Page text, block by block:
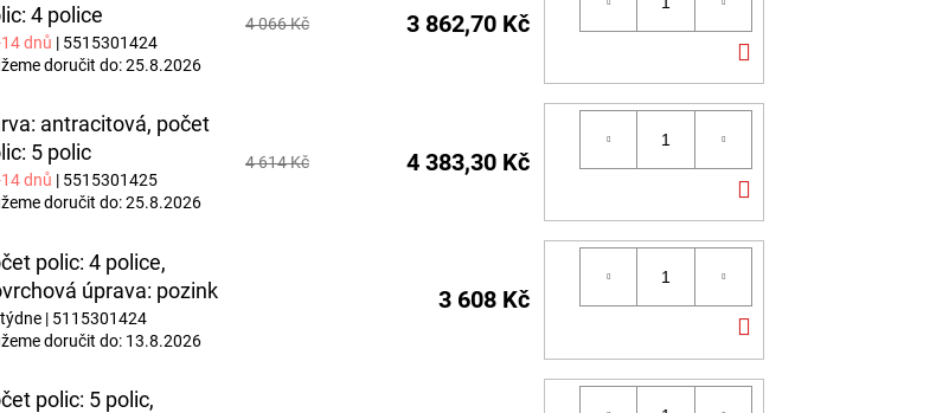
4 police
dnů | 5515301424
doručit do:25.8.2026
4 066 Kč 3 862,70 Kč
KOŠÍKU
antracitová, počet
5 polic
dnů | 5515301425
doručit do:25.8.2026
4 614 Kč 4 383,30 Kč
KOŠÍKU
polic: 4 police,
úprava: pozink
| 5115301424
doručit do: 13.8.2026
3 608 Kč
KOŠÍKU
polic: 5 polic,